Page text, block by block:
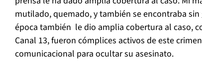
mutilado, quemado, y también se encontraba
época también le dio amplia cobertura al caso,
Canal 13, fueron cómplices activos de este
comunicacional para ocultar su asesinato.